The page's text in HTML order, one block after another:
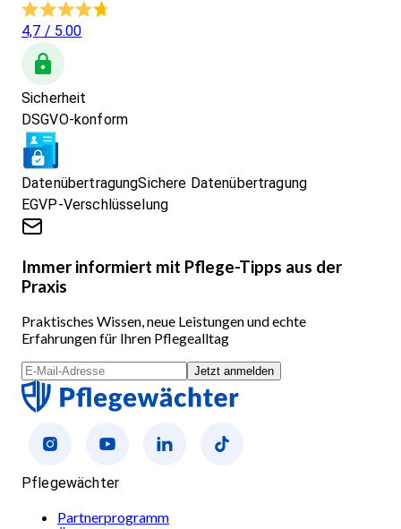
4,7 / 5.00
Sicherheit
DSGVO-konform
DatenübertragungSichere Datenübertragung
EGVP-Verschlüsselung
Immer informiert mit Pflege-Tipps aus der
Praxis
Praktisches Wissen, neue Leistungen und echte
Erfahrungen für Ihren Pflegealltag
Jetzt anmelden
Pflegewächter
Partnerprogramm